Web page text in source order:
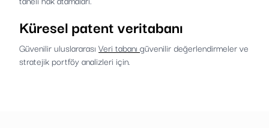
Küresel patent veritabanı
Güvenilir uluslararası Veri tabanı güvenilir değerlendirmeler ve
stratejik portföy analizleri için.